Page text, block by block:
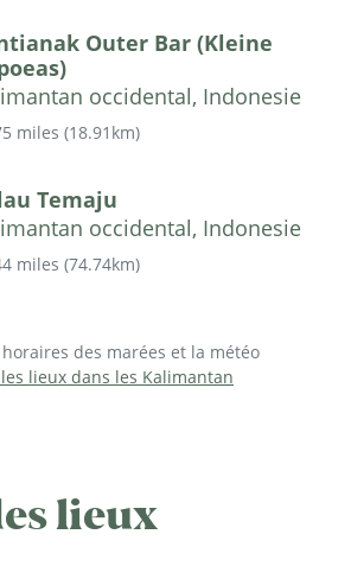
Outer Bar (Kleine
occidental, Indonesie
miles (18.91km)
Temaju
occidental, Indonesie
miles (74.74km)
des marées et la météo
lieux dans les Kalimantan
lieux